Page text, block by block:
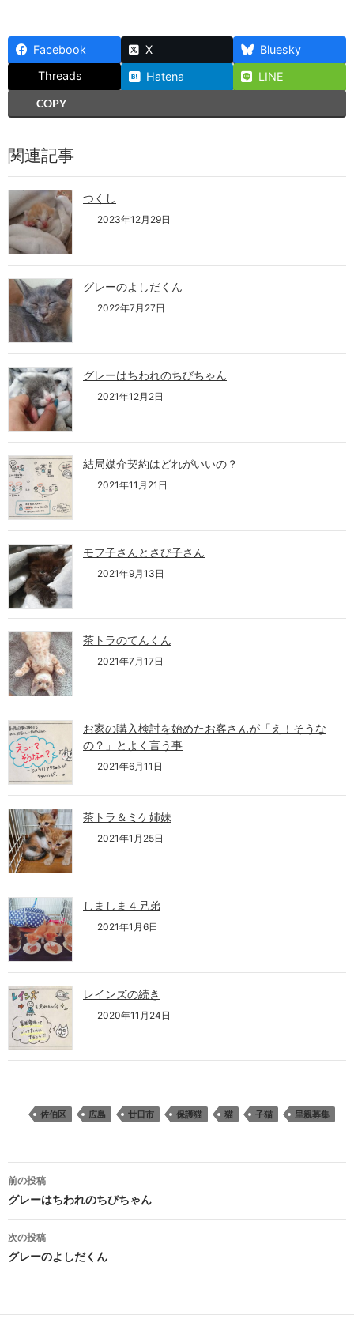
Facebook X
Bluesky
Threads
Hatena
LINE
COPY
関連記事
つくし
2023年12月29日
グレーのよしだくん
2022年7月27日
グレーはちわれのちびちゃん
2021年12月2日
結局媒介契約はどれがいいの？
2021年11月21日
モフ子さんとさび子さん
2021年9月13日
茶トラのてんくん
2021年7月17日
お家の購入検討を始めたお客さんが「え！そうな
の？」とよく言う事
2021年6月11日
茶トラ＆ミケ姉妹
2021年1月25日
しましま４兄弟
2021年1月6日
レインズの続き
2020年11月24日
佐伯区 広島 廿日市 保護猫 猫 子猫 里親募集
投
稿
ナ
ビ
ー
前の投稿
グレーはちわれのちびちゃん
次の投稿
グレーのよしだくん